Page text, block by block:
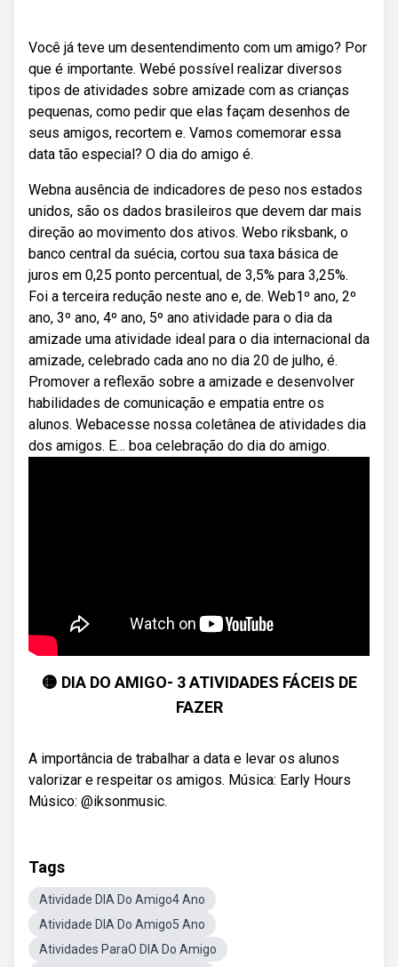
Você já teve um desentendimento com um amigo? Por
que é importante. Webé possível realizar diversos
tipos de atividades sobre amizade com as crianças
pequenas, como pedir que elas façam desenhos de
seus amigos, recortem e. Vamos comemorar essa
data tão especial? O dia do amigo é.
Webna ausência de indicadores de peso nos estados
unidos, são os dados brasileiros que devem dar mais
direção ao movimento dos ativos. Webo riksbank, o
banco central da suécia, cortou sua taxa básica de
juros em 0,25 ponto percentual, de 3,5% para 3,25%.
Foi a terceira redução neste ano e, de. Web1º ano, 2º
ano, 3º ano, 4º ano, 5º ano atividade para o dia da
amizade uma atividade ideal para o dia internacional da
amizade, celebrado cada ano no dia 20 de julho, é.
Promover a reflexão sobre a amizade e desenvolver
habilidades de comunicação e empatia entre os
alunos. Webacesse nossa coletânea de atividades dia
dos amigos. E… boa celebração do dia do amigo.
🟡 DIA DO AMIGO- 3 ATIVIDADES FÁCEIS DE
FAZER
A importância de trabalhar a data e levar os alunos
valorizar e respeitar os amigos. Música: Early Hours
Músico: @iksonmusic.
Tags
Atividade DIA Do Amigo4 Ano
Atividade DIA Do Amigo5 Ano
Atividades ParaO DIA Do Amigo